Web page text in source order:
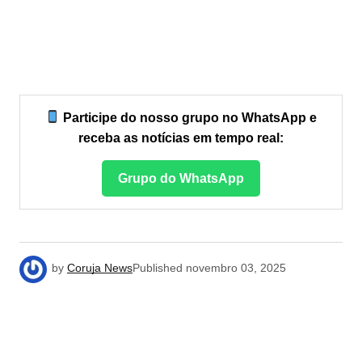
Participe do nosso grupo no WhatsApp e
receba as notícias em tempo real:
Grupo do WhatsApp
by Coruja NewsPublished novembro 03, 2025